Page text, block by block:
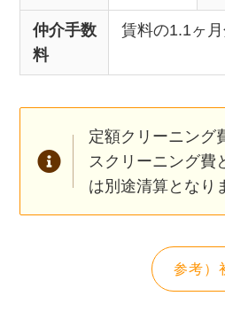
仲介手数
料
賃料の1.1ヶ月
定額クリーニング
スクリーニング費
は別途清算となり
参考）